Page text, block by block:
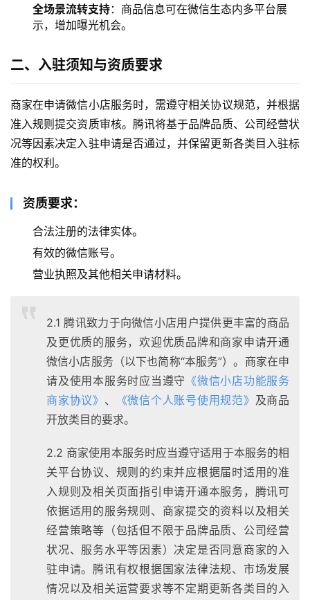
全场景流转支持：商品信息可在微信生态内多平台展
示，增加曝光机会。
二、入驻须知与资质要求
商家在申请微信小店服务时，需遵守相关协议规范，并根据
准入规则提交资质审核。腾讯将基于品牌品质、公司经营状
况等因素决定入驻申请是否通过，并保留更新各类目入驻标
准的权利。
资质要求：
合法注册的法律实体。
有效的微信账号。
营业执照及其他相关申请材料。
2.1 腾讯致力于向微信小店用户提供更丰富的商品
及更优质的服务，欢迎优质品牌和商家申请开通
微信小店服务（以下也简称“本服务”）。商家在申
请及使用本服务时应当遵守 《微信小店功能服务
商家协议》 、 《微信个人账号使用规范》 及商品
开放类目的要求。
2.2 商家使用本服务时应当遵守适用于本服务的相
关平台协议、规则的约束并应根据届时适用的准
入规则及相关页面指引申请开通本服务，腾讯可
依据适用的服务规则、商家提交的资料以及相关
经营策略等（包括但不限于品牌品质、公司经营
状况、服务水平等因素）决定是否同意商家的入
驻申请。腾讯有权根据国家法律法规、市场发展
情况以及相关运营要求等不定期更新各类目的入